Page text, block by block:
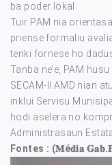
ba poder lokal.
Tuir PAM nia
priense formaliu
tenki fornese ho
Tanba ne’e, PAM
SECAM-II AMD nian
inklui Servisu
hodi aselera no
Administrasaun
Fontes : (𝐌é𝐝𝐢𝐚